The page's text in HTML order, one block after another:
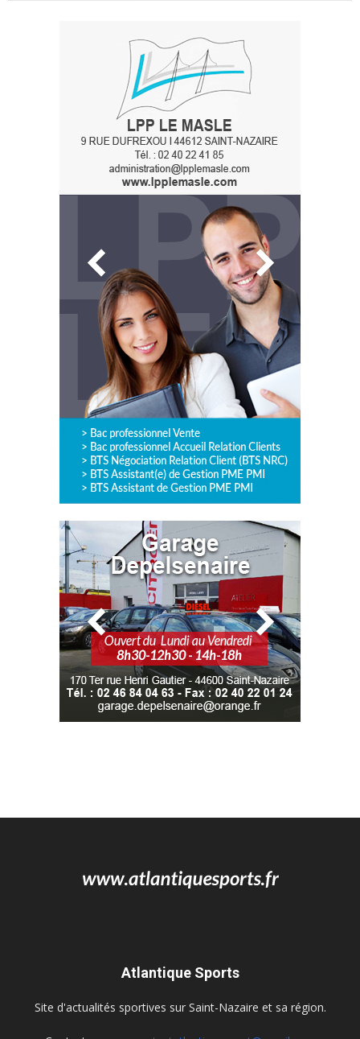
Atlantique Sports
Site d'actualités sportives sur Saint-Nazaire et sa région.